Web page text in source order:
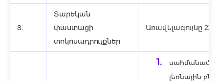
8.
Տարեկան
փաստացի
տոկոսադրույքներ
Առավելագույնը
լեռնային